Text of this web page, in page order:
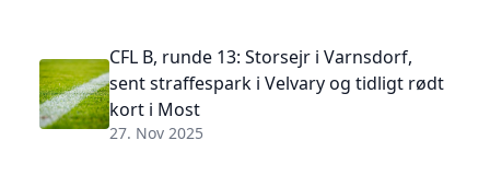
CFL B, runde 13: Storsejr i Varnsdorf,
sent straffespark i Velvary og tidligt rødt
kort i Most
27. Nov 2025